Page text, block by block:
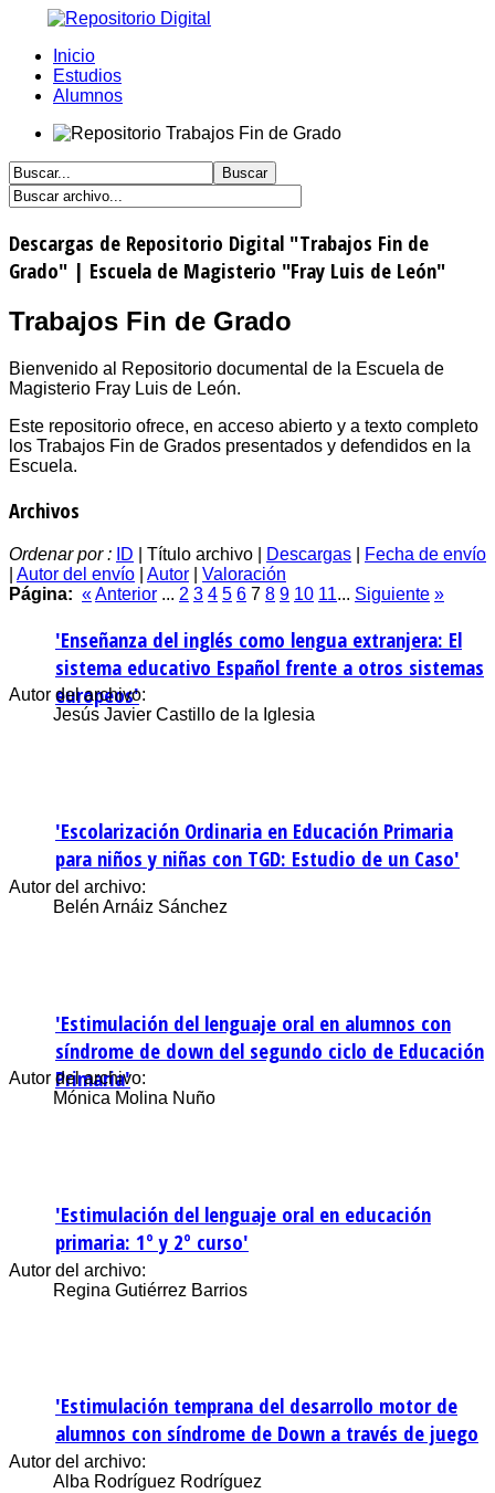
Inicio
Estudios
Alumnos
Descargas de Repositorio Digital "Trabajos Fin de
Grado" | Escuela de Magisterio "Fray Luis de León"
Trabajos Fin de Grado
Bienvenido al Repositorio documental de la Escuela de
Magisterio Fray Luis de León.
Este repositorio ofrece, en acceso abierto y a texto completo
los Trabajos Fin de Grados presentados y defendidos en la
Escuela.
Archivos
Ordenar por : ID | Título archivo | Descargas
Fecha de envío
Autor del envío Autor
Valoración
Página: «Anterior ... 2 3 4 5 6 7 8 9 10 11... Siguiente »
'Enseñanza del inglés como lengua extranjera: El
sistema educativo Español frente a otros sistemas
europeos'
Autor del archivo:
Jesús Javier Castillo de la Iglesia
'Escolarización Ordinaria en Educación Primaria
para niños y niñas con TGD: Estudio de un Caso'
Autor del archivo:
Belén Arnáiz Sánchez
'Estimulación del lenguaje oral en alumnos con
síndrome de down del segundo ciclo de Educación
Primaria'
Autor del archivo:
Mónica Molina Nuño
'Estimulación del lenguaje oral en educación
primaria: 1º y 2º curso'
Autor del archivo:
Regina Gutiérrez Barrios
'Estimulación temprana del desarrollo motor de
alumnos con síndrome de Down a través de juego
Autor del archivo:
Alba Rodríguez Rodríguez